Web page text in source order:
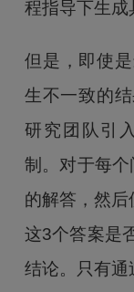
程指导下生成
但是，即使
生不一致的
研究团队引
制。对于每
的解答，然
这3个答案是
结论。只有通